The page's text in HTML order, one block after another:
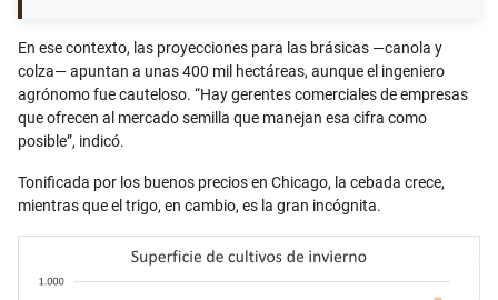
En ese contexto, las proyecciones para las brásicas —canola y
colza— apuntan a unas 400 mil hectáreas, aunque el ingeniero
agrónomo fue cauteloso. “Hay gerentes comerciales de empresas
que ofrecen al mercado semilla que manejan esa cifra como
posible”, indicó.
Tonificada por los buenos precios en Chicago, la cebada crece,
mientras que el trigo, en cambio, es la gran incógnita.